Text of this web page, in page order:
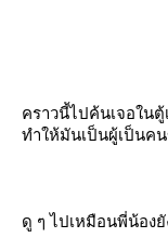
คราวนี้ไปค้นเจอในตู้
ทำให้มันเป็นผู้เป็นค
ดู ๆ ไปเหมือนพี่น้องยั